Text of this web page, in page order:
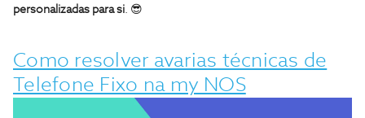
personalizadas para si. 😎
Como resolver avarias técnicas de
Telefone Fixo na my NOS